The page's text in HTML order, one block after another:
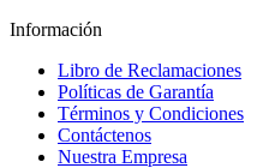
Información
Libro de Reclamaciones
Políticas de Garantía
Términos y Condiciones
Contáctenos
Nuestra Empresa